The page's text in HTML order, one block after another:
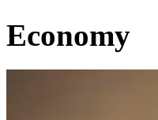
Economy